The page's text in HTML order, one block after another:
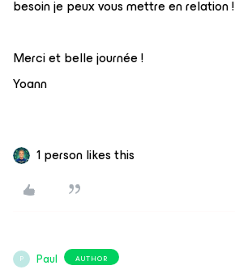
besoin je peux vous mettre en relation !
Merci et belle journée !
Yoann
1 person likes this
P Paul AUTHOR